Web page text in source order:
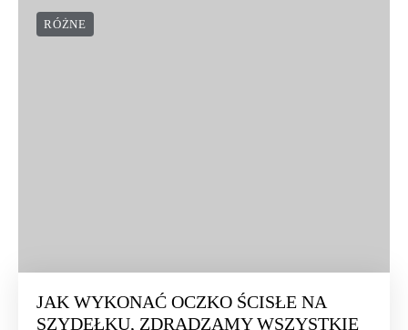
RÓŻNE
JAK WYKONAĆ OCZKO ŚCISŁE NA
SZYDEŁKU, ZDRADZAMY WSZYSTKIE